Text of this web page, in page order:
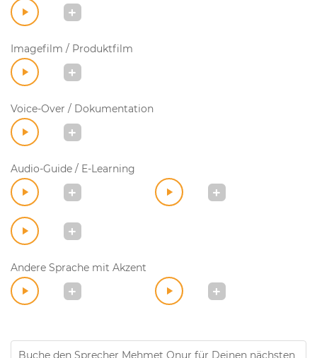
Imagefilm / Produktfilm
Voice-Over / Dokumentation
Audio-Guide / E-Learning
Andere Sprache mit Akzent
Buche den Sprecher Mehmet Onur für Deinen nächsten